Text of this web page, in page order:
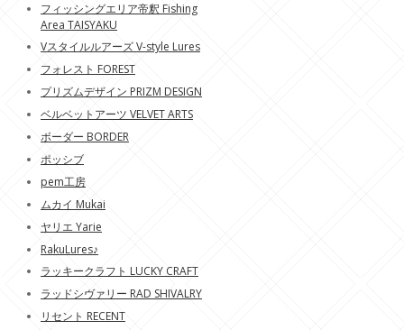
フィッシングエリア帝釈 Fishing
Area TAISYAKU
Vスタイルルアーズ V-style Lures
フォレスト FOREST
プリズムデザイン PRIZM DESIGN
ベルベットアーツ VELVET ARTS
ボーダー BORDER
ポッシブ
pem工房
ムカイ Mukai
ヤリエ Yarie
RakuLures♪
ラッキークラフト LUCKY CRAFT
ラッドシヴァリー RAD SHIVALRY
リセント RECENT